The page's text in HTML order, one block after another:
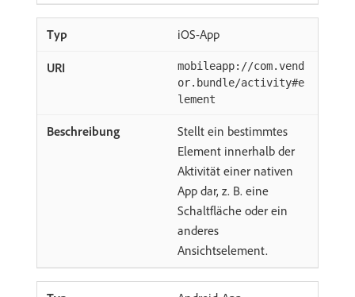
iOS-App
mobileapp://com.vend
or.bundle/activity#e
lement
Stellt ein bestimmtes
Element innerhalb der
Aktivität einer nativen
App dar, z. B. eine
Schaltfläche oder ein
anderes
Ansichtselement.